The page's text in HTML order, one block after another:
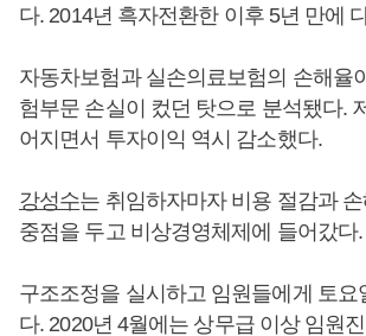
다. 2014년 흑자전환한 이후 5년 만에
자동차보험과 실손의료보험의 손해율
험부문 손실이 컸던 탓으로 분석됐다.
어지면서 투자이익 역시 감소했다.
강성수는 취임하자마자 비용 절감과
중점을 두고 비상경영체제에 들어갔다.
구조조정을 실시하고 임원들에게 토요
다. 2020년 4월에는 상무급 이상 임원